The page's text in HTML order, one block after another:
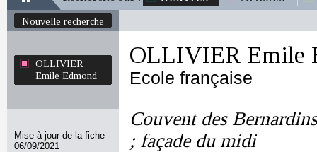
Nouvelle recherche
OLLIVIER
Emile Edmond
Mise à jour de la fiche
06/09/2021
OLLIVIER Emile
Ecole française
Couvent des
; façade du midi